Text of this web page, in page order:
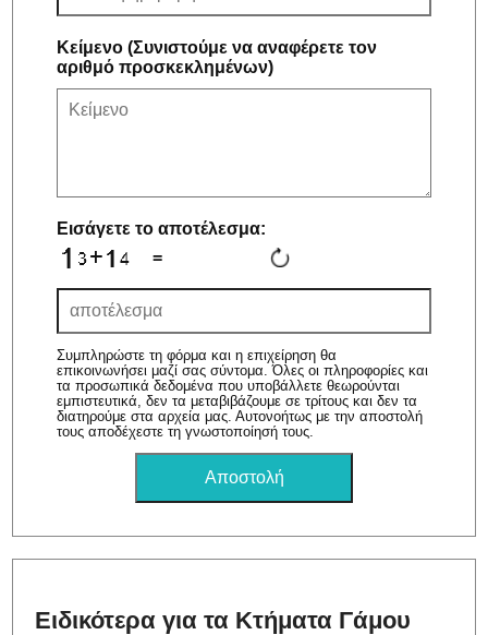
Κείμενο (Συνιστούμε να αναφέρετε τον
αριθμό προσκεκλημένων)
Εισάγετε το αποτέλεσμα:
=
Συμπληρώστε τη φόρμα και η επιχείρηση θα
επικοινωνήσει μαζί σας σύντομα. Όλες οι πληροφορίες και
τα προσωπικά δεδομένα που υποβάλλετε θεωρούνται
εμπιστευτικά, δεν τα μεταβιβάζουμε σε τρίτους και δεν τα
διατηρούμε στα αρχεία μας. Αυτονοήτως με την αποστολή
τους αποδέχεστε τη γνωστοποίησή τους.
Ειδικότερα για τα Κτήματα Γάμου